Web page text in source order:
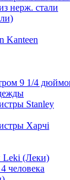
нерж. стали
Kanteen
9 1/4
Stanley
Харчі
Leki (Леки)
человека